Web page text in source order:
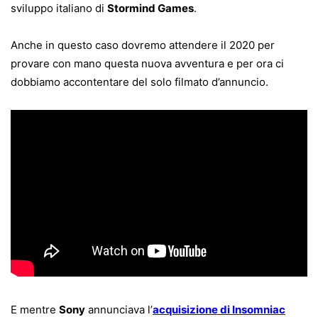
sviluppo italiano di Stormind Games.
Anche in questo caso dovremo attendere il 2020 per
provare con mano questa nuova avventura e per ora ci
dobbiamo accontentare del solo filmato d’annuncio.
E mentre Sony annunciava l’acquisizione di Insomniac